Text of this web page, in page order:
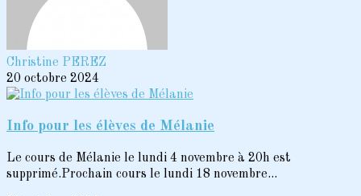
Christine PEREZ
20 octobre 2024
Info pour les élèves de Mélanie
Le cours de Mélanie le lundi 4 novembre à 20h est
supprimé.Prochain cours le lundi 18 novembre...